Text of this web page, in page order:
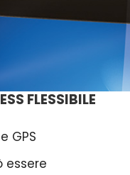
FLESSIBILE
GPS
essere